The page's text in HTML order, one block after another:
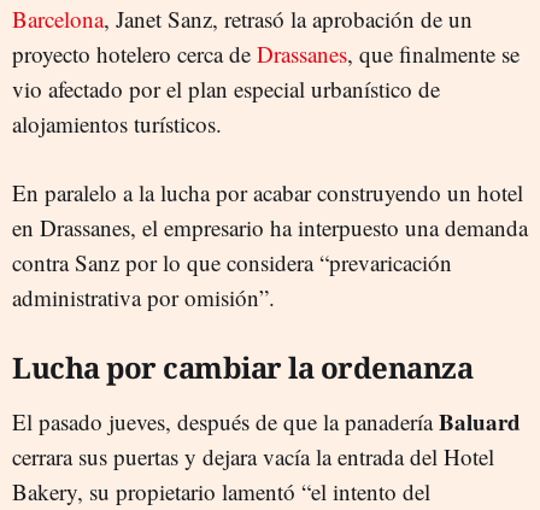
Barcelona, Janet Sanz, retrasó la aprobación de un
proyecto hotelero cerca de Drassanes, que finalmente se
vio afectado por el plan especial urbanístico de
alojamientos turísticos.
En paralelo a la lucha por acabar construyendo un hotel
en Drassanes, el empresario ha interpuesto una demanda
contra Sanz por lo que considera “prevaricación
administrativa por omisión”.
Lucha por cambiar la ordenanza
El pasado jueves, después de que la panaderíaBaluard
cerrara sus puertas y dejara vacía la entrada del Hotel
Bakery, su propietario lamentó “el intento del